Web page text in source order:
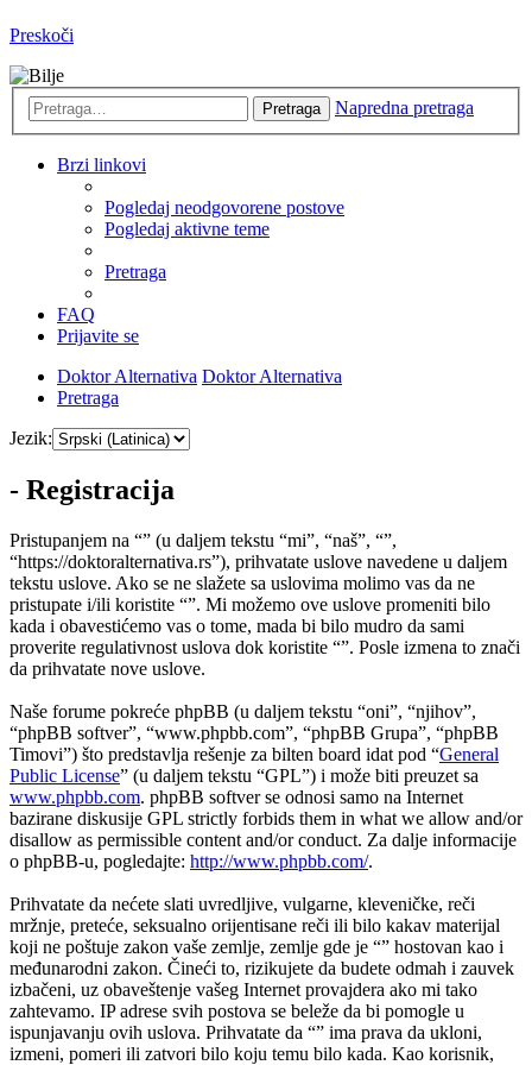
Preskoči
Pretraga Napredna pretraga
Brzi linkovi
Pogledaj neodgovorene postove
Pogledaj aktivne teme
Pretraga
FAQ
Prijavite se
Doktor Alternativa Doktor Alternativa
Pretraga
Jezik:
- Registracija
Pristupanjem na “” (u daljem tekstu “mi”, “naš”, “”,
“https://doktoralternativa.rs”), prihvatate uslove navedene u daljem
tekstu uslove. Ako se ne slažete sa uslovima molimo vas da ne
pristupate i/ili koristite “”. Mi možemo ove uslove promeniti bilo
kada i obavestićemo vas o tome, mada bi bilo mudro da sami
proverite regulativnost uslova dok koristite “”. Posle izmena to znači
da prihvatate nove uslove.
Naše forume pokreće phpBB (u daljem tekstu “oni”, “njihov”,
“phpBB softver”, “www.phpbb.com”, “phpBB Grupa”, “phpBB
Timovi”) što predstavlja rešenje za bilten board idat pod “General
Public License” (u daljem tekstu “GPL”) i može biti preuzet sa
www.phpbb.com. phpBB softver se odnosi samo na Internet
bazirane diskusije GPL strictly forbids them in what we allow and/or
disallow as permissible content and/or conduct. Za dalje informacije
o phpBB-u, pogledajte: http://www.phpbb.com/.
Prihvatate da nećete slati uvredljive, vulgarne, kleveničke, reči
mržnje, preteće, seksualno orijentisane reči ili bilo kakav materijal
koji ne poštuje zakon vaše zemlje, zemlje gde je “” hostovan kao i
međunarodni zakon. Čineći to, rizikujete da budete odmah i zauvek
izbačeni, uz obaveštenje vašeg Internet provajdera ako mi tako
zahtevamo. IP adrese svih postova se beleže da bi pomogle u
ispunjavanju ovih uslova. Prihvatate da “” ima prava da ukloni,
izmeni, pomeri ili zatvori bilo koju temu bilo kada. Kao korisnik,